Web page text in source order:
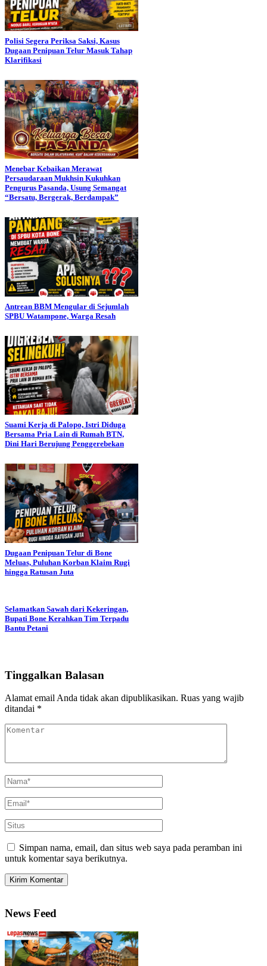
Polisi Segera Periksa Saksi, Kasus
Dugaan Penipuan Telur Masuk Tahap
Klarifikasi
Menebar Kebaikan Merawat
Persaudaraan Mukhsin Kukuhkan
Pengurus Pasanda, Usung Semangat
“Bersatu, Bergerak, Berdampak”
Antrean BBM Mengular di Sejumlah
SPBU Watampone, Warga Resah
Suami Kerja di Palopo, Istri Diduga
Bersama Pria Lain di Rumah BTN,
Dini Hari Berujung Penggerebekan
Dugaan Penipuan Telur di Bone
Meluas, Puluhan Korban Klaim Rugi
hingga Ratusan Juta
Selamatkan Sawah dari Kekeringan,
Bupati Bone Kerahkan Tim Terpadu
Bantu Petani
Tinggalkan Balasan
Alamat email Anda tidak akan dipublikasikan. Ruas yang wajib
ditandai *
Simpan nama, email, dan situs web saya pada peramban ini
untuk komentar saya berikutnya.
News Feed